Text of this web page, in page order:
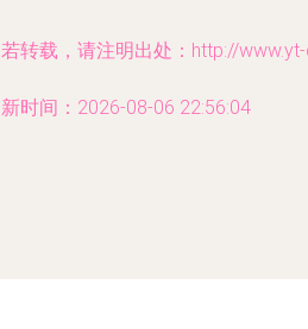
转载，请注明出处：http://
时间：2026-08-06 22:56:04